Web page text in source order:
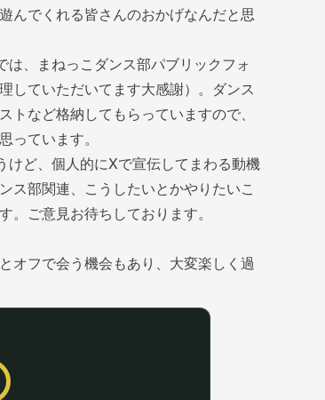
んでくれる皆さんのおかげなんだと思
、まねっこダンス部パブリックフォ
していただいてます大感謝）。ダンス
など格納してもらっていますので、
っています。
けど、個人的にXで宣伝してまわる動機
部関連、こうしたいとかやりたいこ
。ご意見お待ちしております。
オフで会う機会もあり、大変楽しく過